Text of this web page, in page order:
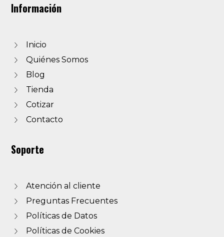
Información
Inicio
Quiénes Somos
Blog
Tienda
Cotizar
Contacto
Soporte
Atención al cliente
Preguntas Frecuentes
Políticas de Datos
Políticas de Cookies